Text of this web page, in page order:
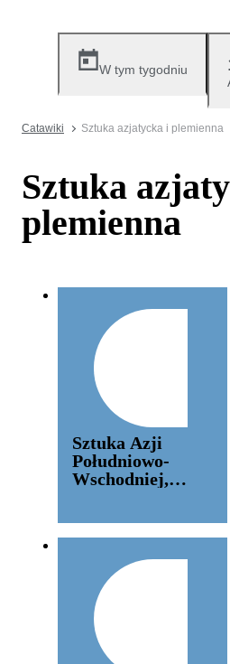
W tym tygodniu
Catawiki Sztuka azjatycka i plemienna
Sztuka
plemienna
Sztuka Azji
Południowo-
Wschodniej,